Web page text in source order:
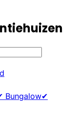
Bungalow✔